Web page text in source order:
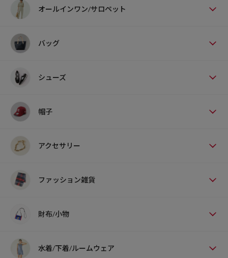
オールインワン/サロペット
バッグ
シューズ
帽子
アクセサリー
ファッション雑貨
財布/小物
水着/下着/ルームウェア